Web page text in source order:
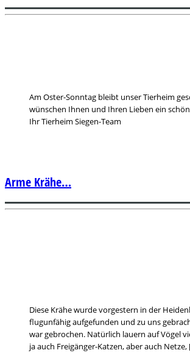
Am Oster-Sonntag bleibt unser Tierheim
wünschen Ihnen und Ihren Lieben ein
Ihr Tierheim Siegen-Team
Diese Krähe wurde vorgestern in der
flugunfähig aufgefunden und zu uns
war gebrochen. Natürlich lauern auf Vögel
ja auch Freigänger-Katzen, aber auch
Arme Krähe…